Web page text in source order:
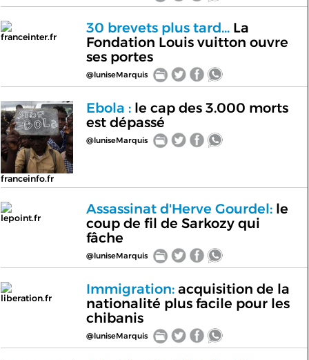
franceinter.fr
30 brevets plus tard...La
Fondation Louis vuitton ouvre
ses portes
@luniseMarquis
franceinfo.fr
Ebola :le cap des 3.000 morts
est dépassé
@luniseMarquis
lepoint.fr
Assassinat d'Herve Gourdel:le
coup de fil de Sarkozy qui
fâche
@luniseMarquis
liberation.fr
Immigration:acquisition de la
nationalité plus facile pour les
chibanis
@luniseMarquis